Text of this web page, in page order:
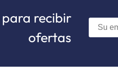
recibir
ofertas